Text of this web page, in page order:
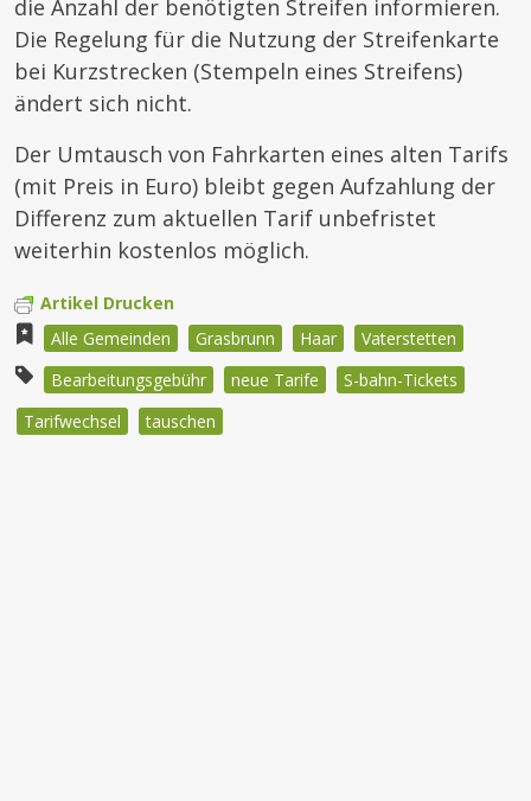
die Anzahl der benötigten Streifen informieren.
Die Regelung für die Nutzung der Streifenkarte
bei Kurzstrecken (Stempeln eines Streifens)
ändert sich nicht.
Der Umtausch von Fahrkarten eines alten Tarifs
(mit Preis in Euro) bleibt gegen Aufzahlung der
Differenz zum aktuellen Tarif unbefristet
weiterhin kostenlos möglich.
Artikel Drucken
Alle Gemeinden
Grasbrunn Haar
Vaterstetten
Bearbeitungsgebühr
neue Tarife
S-bahn-Tickets
Tarifwechsel
tauschen